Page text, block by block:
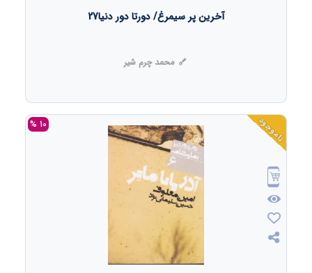
آخرین پر سیمرغ/ دورتا دور دنیا27
محمد چرم شیر
ناموجود 10 %